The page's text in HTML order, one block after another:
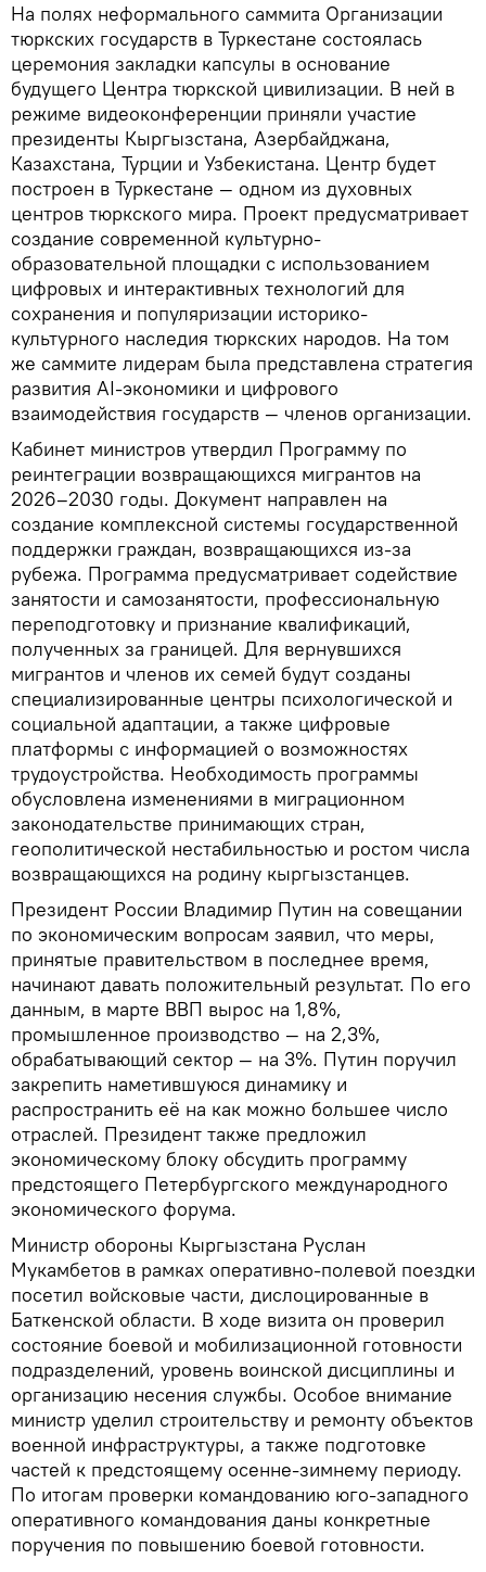
На полях неформального саммита Организации
тюркских государств в Туркестане состоялась
церемония закладки капсулы в основание
будущего Центра тюркской цивилизации. В ней в
режиме видеоконференции приняли участие
президенты Кыргызстана, Азербайджана,
Казахстана, Турции и Узбекистана. Центр будет
построен в Туркестане — одном из духовных
центров тюркского мира. Проект предусматривает
создание современной культурно-
образовательной площадки с использованием
цифровых и интерактивных технологий для
сохранения и популяризации историко-
культурного наследия тюркских народов. На том
же саммите лидерам была представлена стратегия
развития AI-экономики и цифрового
взаимодействия государств — членов организации.
Кабинет министров утвердил Программу по
реинтеграции возвращающихся мигрантов на
2026–2030 годы. Документ направлен на
создание комплексной системы государственной
поддержки граждан, возвращающихся из-за
рубежа. Программа предусматривает содействие
занятости и самозанятости, профессиональную
переподготовку и признание квалификаций,
полученных за границей. Для вернувшихся
мигрантов и членов их семей будут созданы
специализированные центры психологической и
социальной адаптации, а также цифровые
платформы с информацией о возможностях
трудоустройства. Необходимость программы
обусловлена изменениями в миграционном
законодательстве принимающих стран,
геополитической нестабильностью и ростом числа
возвращающихся на родину кыргызстанцев.
Президент России Владимир Путин на совещании
по экономическим вопросам заявил, что меры,
принятые правительством в последнее время,
начинают давать положительный результат. По его
данным, в марте ВВП вырос на 1,8%,
промышленное производство — на 2,3%,
обрабатывающий сектор — на 3%. Путин поручил
закрепить наметившуюся динамику и
распространить её на как можно большее число
отраслей. Президент также предложил
экономическому блоку обсудить программу
предстоящего Петербургского международного
экономического форума.
Министр обороны Кыргызстана Руслан
Мукамбетов в рамках оперативно-полевой поездки
посетил войсковые части, дислоцированные в
Баткенской области. В ходе визита он проверил
состояние боевой и мобилизационной готовности
подразделений, уровень воинской дисциплины и
организацию несения службы. Особое внимание
министр уделил строительству и ремонту объектов
военной инфраструктуры, а также подготовке
частей к предстоящему осенне-зимнему периоду.
По итогам проверки командованию юго-западного
оперативного командования даны конкретные
поручения по повышению боевой готовности.